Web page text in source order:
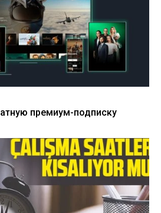
премиум-подписку